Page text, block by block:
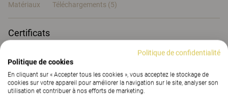
Matériaux Téléchargements (5)
Certificats
Matériaux
Politique de confidentialité
Politique de cookies
En cliquant sur « Accepter tous les cookies », vous acceptez le stockage de
cookies sur votre appareil pour améliorer la navigation sur le site, analyser son
utilisation et contribuer à nos efforts de marketing.